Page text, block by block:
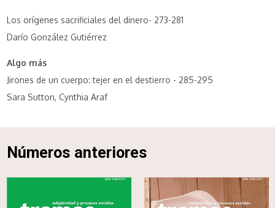
Los orígenes sacrificiales del dinero- 273-281
Darío González Gutiérrez
Algo más
Jirones de un cuerpo: tejer en el destierro - 285-295
Sara Sutton, Cynthia Araf
Números anteriores